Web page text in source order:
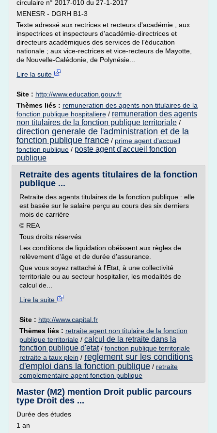
circulaire n° 2017-010 du 27-1-2017
MENESR - DGRH B1-3
Texte adressé aux rectrices et recteurs d'académie ; aux
inspectrices et inspecteurs d'académie-directrices et
directeurs académiques des services de l'éducation
nationale ; aux vice-rectrices et vice-recteurs de Mayotte,
de Nouvelle-Calédonie, de Polynésie...
Lire la suite
Site : http://www.education.gouv.fr
Thèmes liés : remuneration des agents non titulaires de la
fonction publique hospitaliere / remuneration des agents
non titulaires de la fonction publique territoriale /
direction generale de l'administration et de la
fonction publique france / prime agent d'accueil
fonction publique / poste agent d'accueil fonction
publique
Retraite des agents titulaires de la fonction
publique ...
Retraite des agents titulaires de la fonction publique : elle
est basée sur le salaire perçu au cours des six derniers
mois de carrière
© REA
Tous droits réservés
Les conditions de liquidation obéissent aux règles de
relèvement d'âge et de durée d'assurance.
Que vous soyez rattaché à l'Etat, à une collectivité
territoriale ou au secteur hospitalier, les modalités de
calcul de...
Lire la suite
Site : http://www.capital.fr
Thèmes liés : retraite agent non titulaire de la fonction
publique territoriale / calcul de la retraite dans la
fonction publique d'etat/ fonction publique territoriale
retraite a taux plein / reglement sur les conditions
d'emploi dans la fonction publique / retraite
complementaire agent fonction publique
Master (M2) mention Droit public parcours
type Droit des ...
Durée des études
1 an